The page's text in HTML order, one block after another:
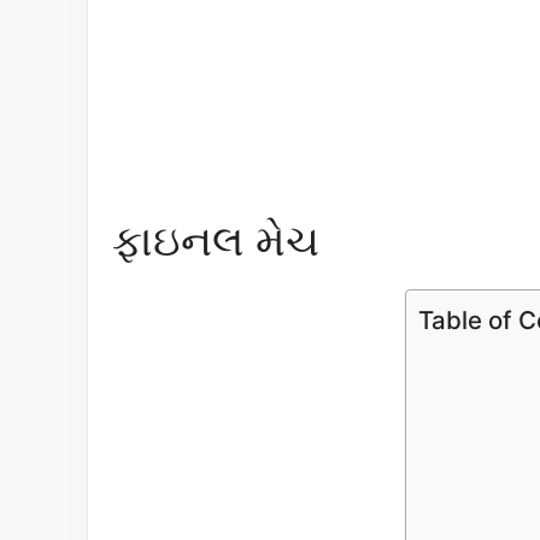
ફાઇનલ મેચ
Table of